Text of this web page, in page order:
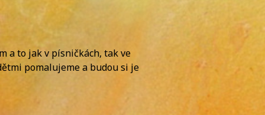
a to jak v písničkách, tak ve
pomalujeme a budou si je